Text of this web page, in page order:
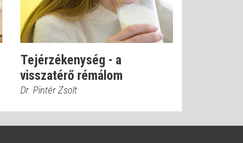
Tejérzékenység - a
visszatérő rémálom
Dr. Pintér Zsolt